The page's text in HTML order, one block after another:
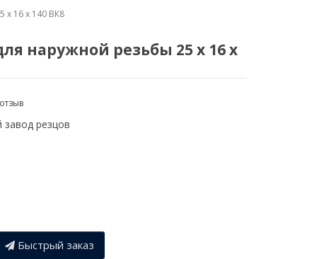
х 16 х 140 ВК8
наружной резьбы 25 х 16 х
завод резцов
Быстрый заказ